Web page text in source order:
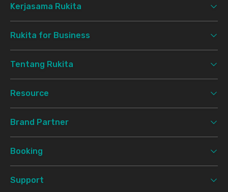
Kerjasama Rukita
Rukita for Business
Tentang Rukita
Resource
Brand Partner
Booking
Support